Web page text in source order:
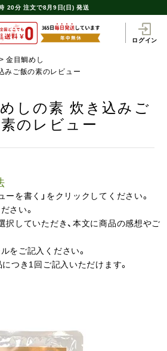
20分 注文で8月9日(日) 発送
ログイン
金目鯛めし
みご飯の素のレビュー
しの素 炊き込みご
のレビュー
ーを書く」をクリックしてください。
さい。
択していただき、本文に商品の感想やご
をご記入ください。
つき1回ご記入いただけます。